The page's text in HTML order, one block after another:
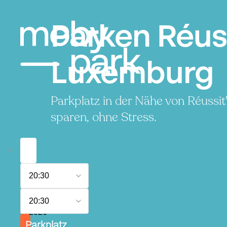
Parken
Luxemburg
Parkplatz in der Nähe von
sparen, ohne Stress.
August
2026
20:30
August
2026
20:30